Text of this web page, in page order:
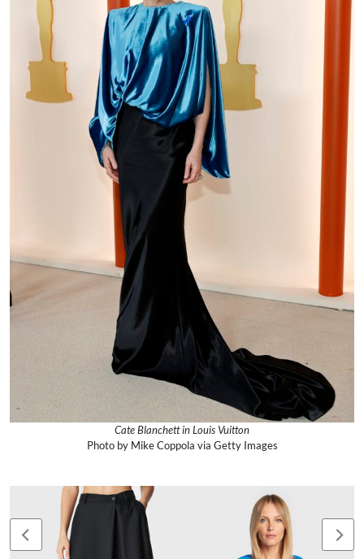
Cate Blanchett in Louis Vuitton
Photo by Mike Coppola via Getty Images